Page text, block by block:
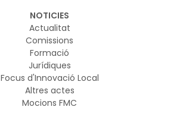
NOTICIES
Actualitat
Comissions
Formació
Jurídiques
Focus d'Innovació Local
Altres actes
Mocions FMC